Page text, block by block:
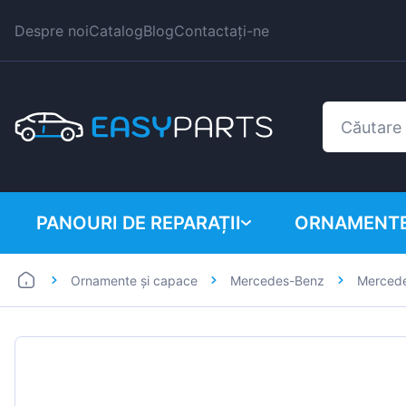
Despre noiCatalogBlogContactați-ne
PANOURI DE REPARAȚII
Autoutilitare
BMW
Ornamente și capace Mercedes-Benz